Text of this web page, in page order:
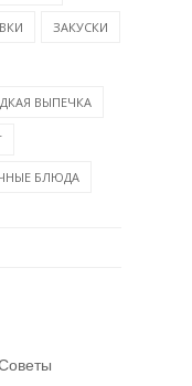
ЗАКУСКИ
ВЫПЕЧКА
БЛЮДА